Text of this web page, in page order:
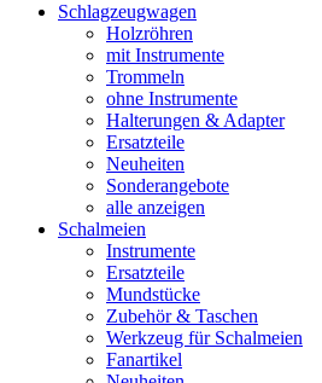
Schlagzeugwagen
Holzröhren
mit Instrumente
Trommeln
ohne Instrumente
Halterungen & Adapter
Ersatzteile
Neuheiten
Sonderangebote
alle anzeigen
Schalmeien
Instrumente
Ersatzteile
Mundstücke
Zubehör & Taschen
Werkzeug für Schalmeien
Fanartikel